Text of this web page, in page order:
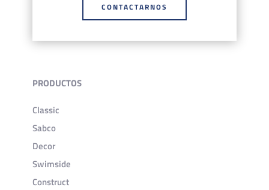
CONTACTARNOS
PRODUCTOS
Classic
Sabco
Decor
Swimside
Construct